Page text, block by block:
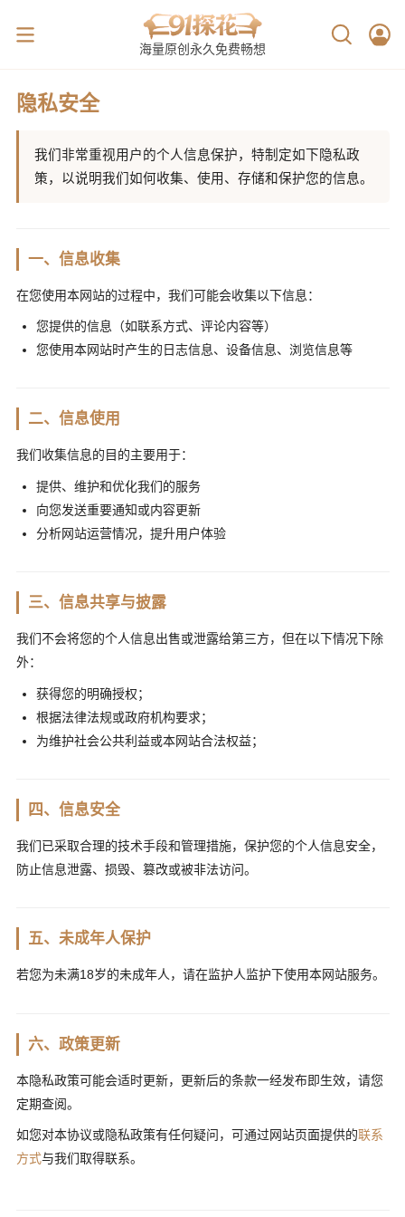
海量原创永久免费畅想
隐私安全
我们非常重视用户的个人信息保护，特制定如下隐私政
策，以说明我们如何收集、使用、存储和保护您的信息。
一、信息收集
在您使用本网站的过程中，我们可能会收集以下信息：
您提供的信息（如联系方式、评论内容等）
您使用本网站时产生的日志信息、设备信息、浏览信息等
二、信息使用
我们收集信息的目的主要用于：
提供、维护和优化我们的服务
向您发送重要通知或内容更新
分析网站运营情况，提升用户体验
三、信息共享与披露
我们不会将您的个人信息出售或泄露给第三方，但在以下情况下除
外：
获得您的明确授权；
根据法律法规或政府机构要求；
为维护社会公共利益或本网站合法权益；
四、信息安全
我们已采取合理的技术手段和管理措施，保护您的个人信息安全，
防止信息泄露、损毁、篡改或被非法访问。
五、未成年人保护
若您为未满18岁的未成年人，请在监护人监护下使用本网站服务。
六、政策更新
本隐私政策可能会适时更新，更新后的条款一经发布即生效，请您
定期查阅。
如您对本协议或隐私政策有任何疑问，可通过网站页面提供的联系
方式与我们取得联系。